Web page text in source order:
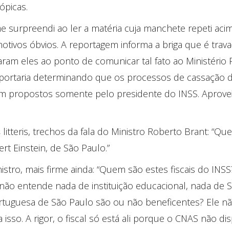
surpreendi ao ler a matéria cuja manchete repeti
óbvios. A reportagem informa a briga que é
eles ao ponto de comunicar tal fato ao
determinando que os processos de cassação
propostos somente pelo presidente do INSS.
litteris, trechos da fala do Ministro Roberto Brant:
Einstein, de São Paulo.”
mais firme ainda: “Quem são estes fiscais do
entende nada de instituição educacional, nada
de São Paulo são ou não beneficentes?
isso. A rigor, o fiscal só está ali porque o CNAS não